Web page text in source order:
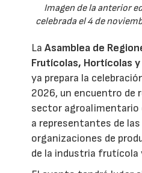
Imagen de la anterior
celebrada el 4 de
LaAsamblea de
Frutícolas, Hortícolas y
ya prepara la
2026, un encuentro de
sector agroalimentario
a representantes de
organizaciones de
de la industria frutícola